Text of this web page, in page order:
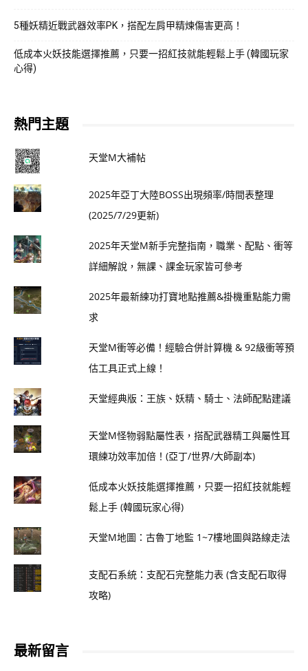
5種妖精近戰武器效率PK，搭配左肩甲精煉傷害更高！
低成本火妖技能選擇推薦，只要一招紅技就能輕鬆上手 (韓國玩家
心得)
熱門主題
天堂M大補帖
2025年亞丁大陸BOSS出現頻率/時間表整理
(2025/7/29更新)
2025年天堂M新手完整指南，職業、配點、衝等
詳細解說，無課、課金玩家皆可參考
2025年最新練功打寶地點推薦&掛機重點能力需
求
天堂M衝等必備！經驗合併計算機 & 92級衝等預
估工具正式上線！
天堂經典版：王族、妖精、騎士、法師配點建議
天堂M怪物弱點屬性表，搭配武器精工與屬性耳
環練功效率加倍！(亞丁/世界/大師副本)
低成本火妖技能選擇推薦，只要一招紅技就能輕
鬆上手 (韓國玩家心得)
天堂M地圖：古魯丁地監 1~7樓地圖與路線走法
支配石系統：支配石完整能力表 (含支配石取得
攻略)
最新留言